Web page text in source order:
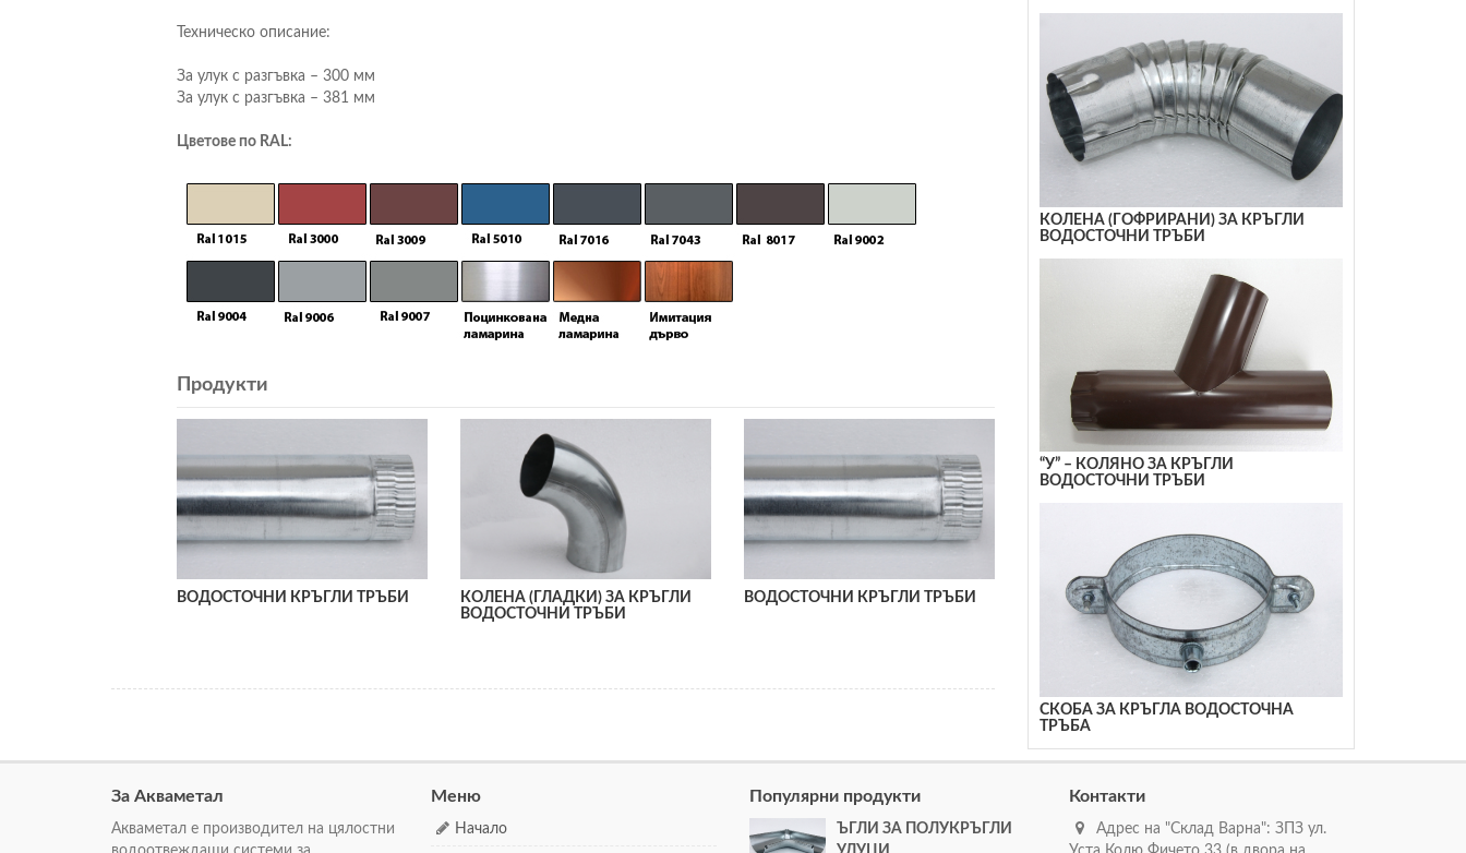
Техническо описание:
За улук с разгъвка – 300 мм
За улук с разгъвка – 381 мм
Цветове по RAL:
Продукти
ВОДОСТОЧНИ КРЪГЛИ ТРЪБИ
КОЛЕНА (ГЛАДКИ) ЗА КРЪГЛИ
ВОДОСТОЧНИ ТРЪБИ
ВОДОСТОЧНИ КРЪГЛИ ТРЪБИ
КОЛЕНА (ГОФРИРАНИ) ЗА КРЪГЛИ
ВОДОСТОЧНИ ТРЪБИ
“У” – КОЛЯНО ЗА КРЪГЛИ
ВОДОСТОЧНИ ТРЪБИ
СКОБА ЗА КРЪГЛА ВОДОСТОЧНА
ТРЪБА
За Акваметал
Акваметал е производител на цялостни
Меню
Начало
Популярни продукти
ЪГЛИ ЗА ПОЛУКРЪГЛИ
Контакти
Адрес на "Склад Варна": ЗПЗ ул.